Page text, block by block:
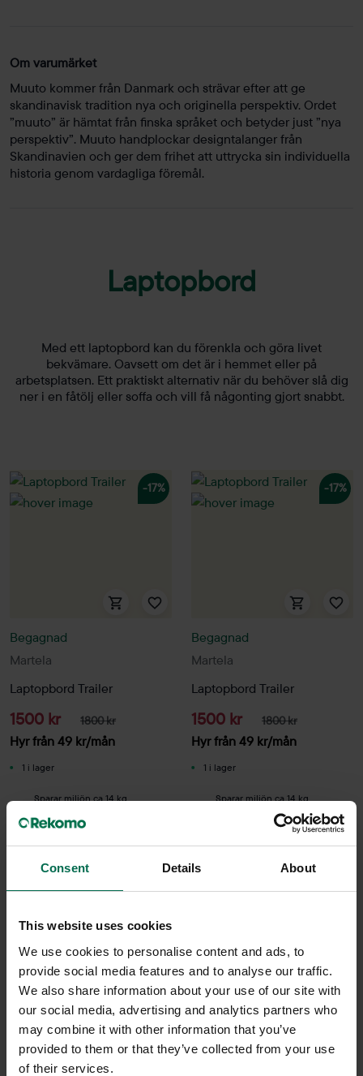
Consent Details About
This website uses cookies
We use cookies to personalise content and ads, to
provide social media features and to analyse our traffic.
We also share information about your use of our site with
our social media, advertising and analytics partners who
may combine it with other information that you’ve
provided to them or that they’ve collected from your use
of their services.
Om varumärket
Muuto kommer från Danmark och strävar efter att ge
skandinavisk tradition nya och originella perspektiv. Ordet
”muuto” är hämtat från finska språket och betyder just ”nya
perspektiv”. Muuto handplockar designtalanger från
Skandinavien och ger dem frihet att uttrycka sin individuella
historia genom vardagliga föremål.
Laptopbord
Med ett laptopbord kan du förenkla och göra livet
bekvämare. Oavsett om det är i hemmet eller på
arbetsplatsen. Ett praktiskt alternativ när du behöver slå dig
ner i en fåtölj eller soffa och vill få någonting gjort snabbt.
-17%
Martela
Begagnad
Laptopbord Trailer
1500 kr 1800 kr
Hyr från 49 kr/mån
1 i lager
Sparar miljön ca 14 kg
-17%
Martela
Begagnad
Laptopbord Trailer
1500 kr 1800 kr
Hyr från 49 kr/mån
1 i lager
Sparar miljön ca 14 kg
Vitra
Begagnad
Materia
Begagnad